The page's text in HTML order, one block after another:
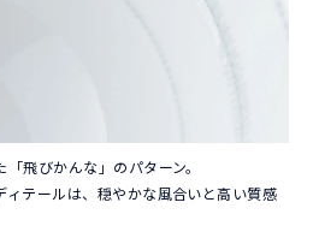
飛びかんな」のパターン。
ィテールは、穏やかな風合いと高い質感